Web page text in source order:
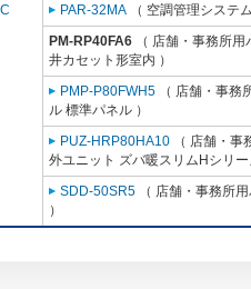
PAR-32MA （ 空調管理システ
PM-RP40FA6 （ 店舗・事務所
井カセット形室内 ）
PMP-P80FWH5 （ 店舗・事務
ル 標準パネル ）
PUZ-HRP80HA10 （ 店舗・事
外ユニット ズバ暖スリムHシリ
SDD-50SR5 （ 店舗・事務所
）